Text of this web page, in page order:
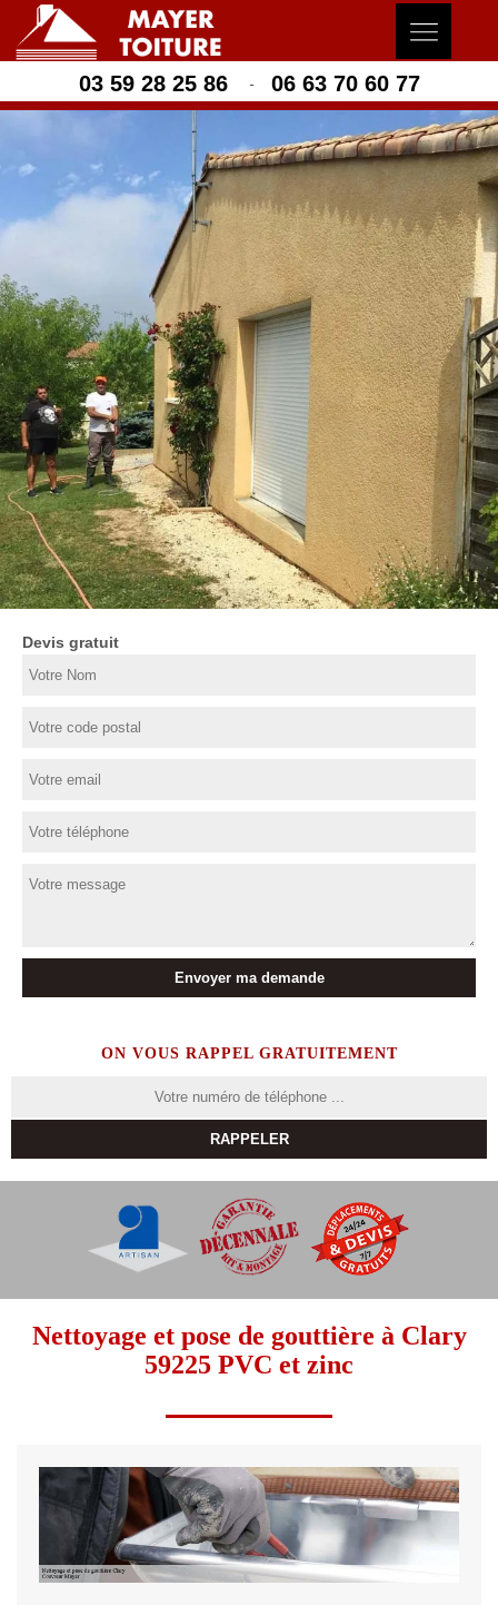
03 59 28 25 86 - 06 63 70 60 77
Devis gratuit
ON VOUS RAPPEL GRATUITEMENT
Nettoyage et pose de gouttière à Clary
59225 PVC et zinc